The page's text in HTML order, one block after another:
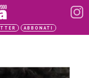
ABBONATI